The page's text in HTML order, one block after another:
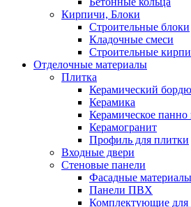
Кирпичи, Блоки
Строительные блоки
Кладочные смеси
Строительные
Отделочные материалы
Плитка
Керамический
Керамика
Керамическое панно
Керамогранит
Профиль для плитки
Входные двери
Стеновые панели
Фасадные материалы
Панели ПВХ
Комплектующие